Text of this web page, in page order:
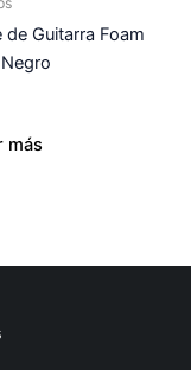
de Guitarra Foam
más